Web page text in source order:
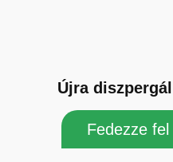
Újra
Fedezze